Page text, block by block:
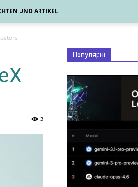
UND ARTIKEL
3
Популярні